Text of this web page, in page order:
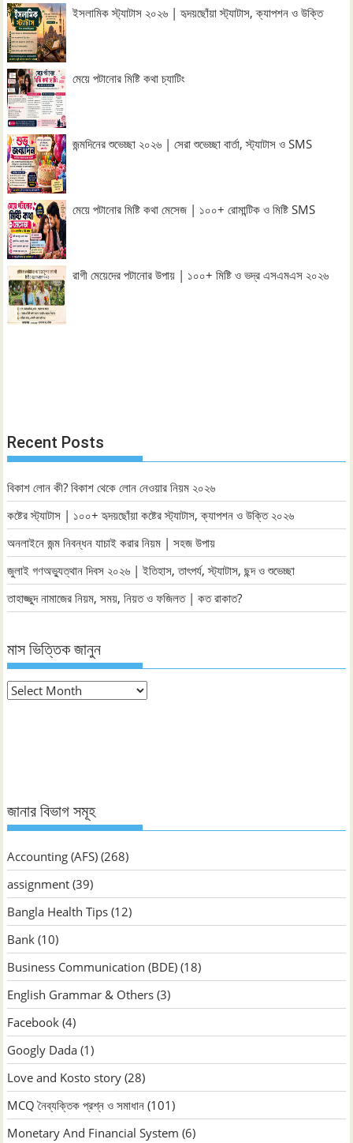
ইসলামিক স্ট্যাটাস ২০২৬ | হৃদয়ছোঁয়া স্ট্যাটাস, ক্যাপশন ও উক্তি
মেয়ে পটানোর মিষ্টি কথা চ্যাটিং
জন্মদিনের শুভেচ্ছা ২০২৬ | সেরা শুভেচ্ছা বার্তা, স্ট্যাটাস ও SMS
মেয়ে পটানোর মিষ্টি কথা মেসেজ | ১০০+ রোমান্টিক ও মিষ্টি SMS
রাগী মেয়েদের পটানোর উপায় | ১০০+ মিষ্টি ও ভদ্র এসএমএস ২০২৬
Recent Posts
বিকাশ লোন কী? বিকাশ থেকে লোন নেওয়ার নিয়ম ২০২৬
কষ্টের স্ট্যাটাস | ১০০+ হৃদয়ছোঁয়া কষ্টের স্ট্যাটাস, ক্যাপশন ও উক্তি ২০২৬
অনলাইনে জন্ম নিবন্ধন যাচাই করার নিয়ম | সহজ উপায়
জুলাই গণঅভ্যুত্থান দিবস ২০২৬ | ইতিহাস, তাৎপর্য, স্ট্যাটাস, ছন্দ ও শুভেচ্ছা
তাহাজ্জুদ নামাজের নিয়ম, সময়, নিয়ত ও ফজিলত | কত রাকাত?
মাস ভিত্তিক জানুন
মাস
জানার বিভাগ সমূহ
Accounting (AFS) (268)
assignment (39)
Bangla Health Tips (12)
Bank (10)
Business Communication (BDE) (18)
English Grammar & Others (3)
Facebook (4)
Googly Dada (1)
Love and Kosto story (28)
MCQ নৈব্যক্তিক প্রশ্ন ও সমাধান (101)
Monetary And Financial System (6)